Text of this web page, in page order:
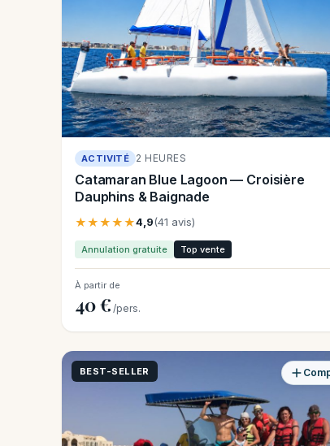
ACTIVITÉ 2 HEURES
Catamaran Blue Lagoon — Croisière
Dauphins & Baignade
★★★★★4,9(41 avis)
Annulation gratuite Top vente
À partir de
40 € /pers.
BEST-SELLER